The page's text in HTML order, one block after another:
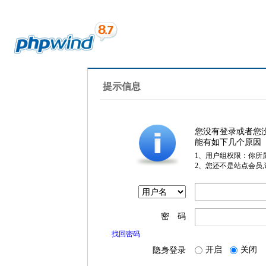
提示信息
您没有登录或者您
能有如下几个原因
1、用户组权限：你所
2、您还不是站点会员
密 码
找回密码
隐身登录 开启 关闭